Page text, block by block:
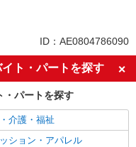
支給
育休取得実績あり
ID：AE0804786090
ト・パートを探す
・パートを探す
介護・福祉
ション・アパレル